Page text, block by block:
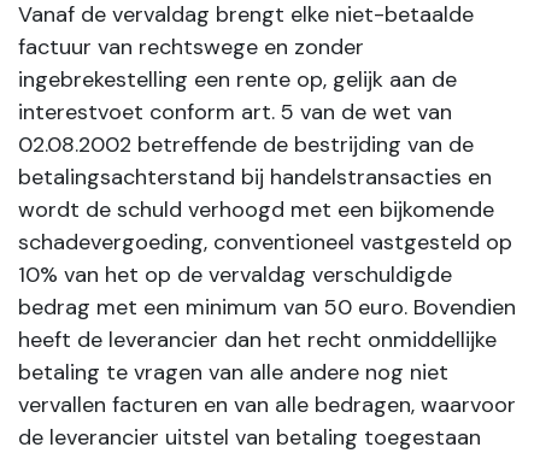
Vanaf de vervaldag brengt elke niet-betaalde
factuur van rechtswege en zonder
ingebrekestelling een rente op, gelijk aan de
interestvoet conform art. 5 van de wet van
02.08.2002 betreffende de bestrijding van de
betalingsachterstand bij handelstransacties en
wordt de schuld verhoogd met een bijkomende
schadevergoeding, conventioneel vastgesteld op
10% van het op de vervaldag verschuldigde
bedrag met een minimum van 50 euro. Bovendien
heeft de leverancier dan het recht onmiddellijke
betaling te vragen van alle andere nog niet
vervallen facturen en van alle bedragen, waarvoor
de leverancier uitstel van betaling toegestaan